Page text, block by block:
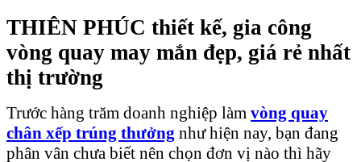
THIÊN PHÚC thiết kế, gia công
vòng quay may mắn đẹp, giá rẻ nhất
thị trường
Trước hàng trăm doanh nghiệp làm vòng quay
chân xếp trúng thưởng như hiện nay, bạn đang
phân vân chưa biết nên chọn đơn vị nào thì hãy